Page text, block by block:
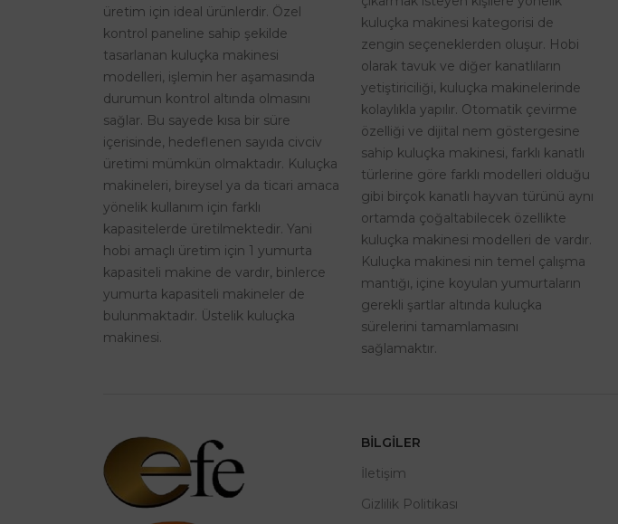
üretim için ideal ürünlerdir. Özel
kontrol paneline sahip şekilde
tasarlanan kuluçka makinesi
modelleri, işlemin her aşamasında
durumun kontrol altında olmasını
sağlar. Bu sayede kısa bir süre
içerisinde, hedeflenen sayıda civciv
üretimi mümkün olmaktadır. Kuluçka
makineleri, bireysel ya da ticari amaca
yönelik kullanım için farklı
kapasitelerde üretilmektedir. Yani
hobi amaçlı üretim için 1 yumurta
kapasiteli makine de vardır, binlerce
yumurta kapasiteli makineler de
bulunmaktadır. Üstelik kuluçka
makinesi.
kuluçka makinesi kategorisi de
zengin seçeneklerden oluşur. Hobi
olarak tavuk ve diğer kanatlıların
yetiştiriciliği, kuluçka makinelerinde
kolaylıkla yapılır. Otomatik çevirme
özelliği ve dijital nem göstergesine
sahip kuluçka makinesi, farklı kanatlı
türlerine göre farklı modelleri olduğu
gibi birçok kanatlı hayvan türünü aynı
ortamda çoğaltabilecek özellikte
kuluçka makinesi modelleri de vardır.
Kuluçka makinesi nin temel çalışma
mantığı, içine koyulan yumurtaların
gerekli şartlar altında kuluçka
sürelerini tamamlamasını
sağlamaktır.
BILGILER
İletişim
Gizlilik Politikası